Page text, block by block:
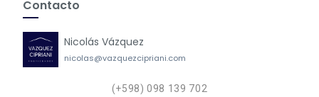
Contacto
Nicolás Vázquez
nicolas@vazquezcipriani.com
(+598) 098 139 702